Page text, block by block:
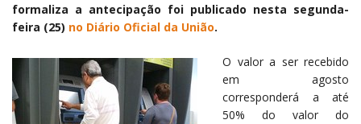
formaliza a antecipação foi publicado nesta segunda-
feira (25) no Diário Oficial da União.
O valor a ser recebido
em agosto
corresponderá a até
50% do valor do